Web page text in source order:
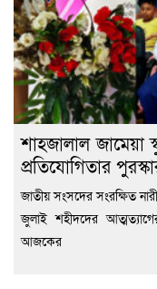
শাহজালাল জামেয়া
প্রতিযোগিতার
জাতীয় সংসদের সংরক্ষিত
জুলাই শহীদদের
আজকের